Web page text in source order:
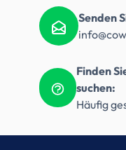
Senden
Finden
suchen:
Häufig